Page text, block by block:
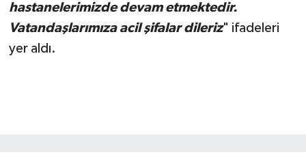
hastanelerimizde devam etmektedir.
Vatandaşlarımıza acil şifalar dileriz" ifadeleri
yer aldı.